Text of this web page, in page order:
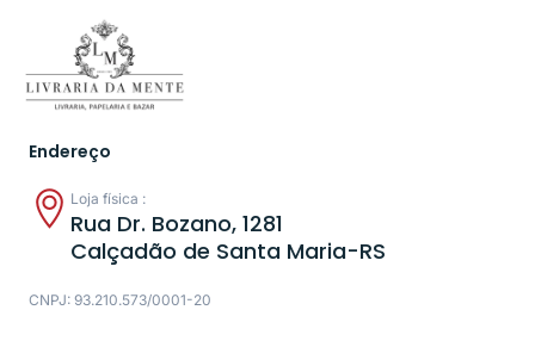
Endereço
Loja física :
Rua Dr. Bozano, 1281
Calçadão de Santa Maria-RS
CNPJ: 93.210.573/0001-20